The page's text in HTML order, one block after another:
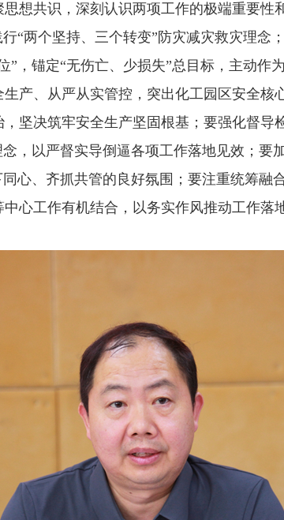
想共识，深刻认识两项工作的极端重要
“两个坚持、三个转变”防灾减灾救灾理念
”，锚定“无伤亡、少损失”总目标，主动
产、从严从实管控，突出化工园区安全
坚决筑牢安全生产坚固根基；要强化督导
，以严督实导倒逼各项工作落地见效；
心、齐抓共管的良好氛围；要注重统筹融
心工作有机结合，以务实作风推动工作落